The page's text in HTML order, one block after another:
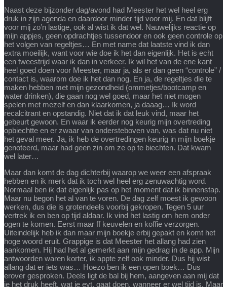
Naast deze bijzonder dag/avond had Meester het wel heel erg
druk in zijn agenda en daardoor minder tijd voor mij. En dat blijft
voor mij zo’n lastige, ook al wist ik dat wel. Nauwelijks reactie op
mijn appjes, geen opdrachtjes tussendoor en ook geen controle op
het volgen van regeltjes… En met name dat laatste vind ik dan
extra moeilijk, want voor wie doe ik het dan eigenlijk. Het is echt
een tweestrijd waar ik dan in verkeer. Ik wil het van de ene kant
heel goed doen voor Meester, maar ja, als er dan geen “controle” /
contact is, waarom doe ik het dan nog. En ja, de regeltjes die te
maken hebben met mijn gezondheid (ommetjes/bootcamp en
water drinken), die gaan nog wel goed, maar het niet mogen
spelen met mezelf en dan klaarkomen, ja daaag… Ik word
recalcitrant en opstandig. Niet dat ik dat leuk vind, maar het
gebeurt gewoon. En waar ik eerder nog keurig mijn overtreding
opbiechtte en er zwaar van ondersteboven van, was dat nu niet
het geval meer. Ja, ik heb de overtredingen keurig in mijn boekje
genoteerd, maar had geen zin om ze op te biechten. Dat kwam
wel later…
Maar dan komt de dag dichterbij waarop we weer een afspraak
hebben en ik merk dat ik toch wel heel erg zenuwachtig word.
Normaal ben ik dat eigenlijk pas op het moment dat ik binnenstap.
Maar nu begon het al van te voren. De dag zelf moest ik gewoon
werken, dus die is grotendeels voorbij gekropen. Tegen 5 uur
vertrek ik en ben op tijd aldaar. Ik vind het lastig om hem onder
ogen te komen. Eerst maar ff keuvelen en koffie verzorgen.
Uiteindelijk heb ik dan maar mijn boekje erbij gepakt en komt het
hoge woord eruit. Grappige is dat Meester het allang had zien
aankomen. Hij had het al gemerkt aan mijn gedrag in de app. Mijn
antwoorden waren korter, ik appte zelf ook minder. Dus hij wist
allang dat er iets was… Hoezo ben ik een open boek… Dus
erover gesproken. Deels ligt de bal bij hem, aangeven aan mij dat
ie het druk heeft, wat ie evt. gaat doen, wanneer er wel tijd is. Maar